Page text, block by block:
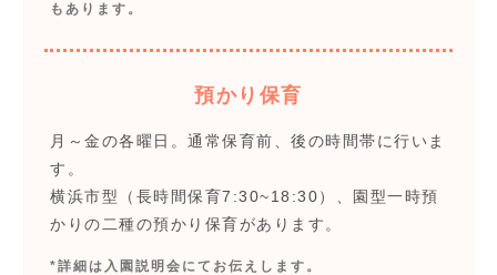
もあります。
預かり保育
月～金の各曜日。通常保育前、後の時間帯に行いま
す。
横浜市型（長時間保育7:30~18:30）、園型一時預
かりの二種の預かり保育があります。
*詳細は入園説明会にてお伝えします。